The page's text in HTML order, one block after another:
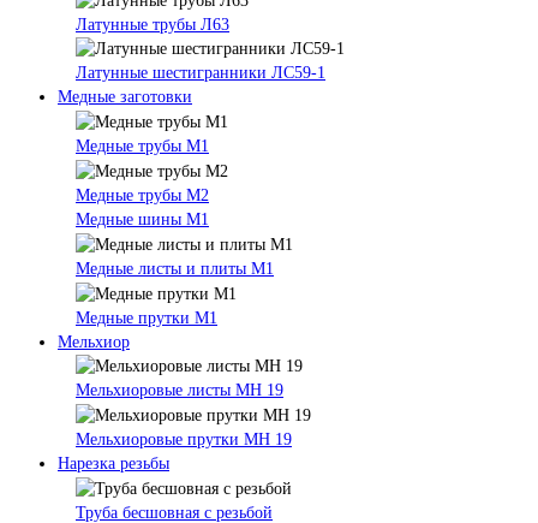
Латунные трубы Л63
Латунные шестигранники ЛС59-1
Медные заготовки
Медные трубы М1
Медные трубы М2
Медные шины М1
Медные листы и плиты М1
Медные прутки М1
Мельхиор
Мельхиоровые листы МН 19
Мельхиоровые прутки МН 19
Нарезка резьбы
Труба бесшовная с резьбой